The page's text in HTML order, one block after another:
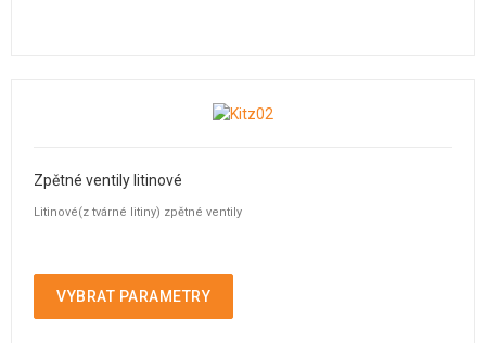
Zpětné ventily litinové
Litinové(z tvárné litiny) zpětné ventily
VYBRAT PARAMETRY